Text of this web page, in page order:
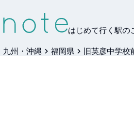
はじめて行く駅の
九州・沖縄 福岡県 旧英彦中学校